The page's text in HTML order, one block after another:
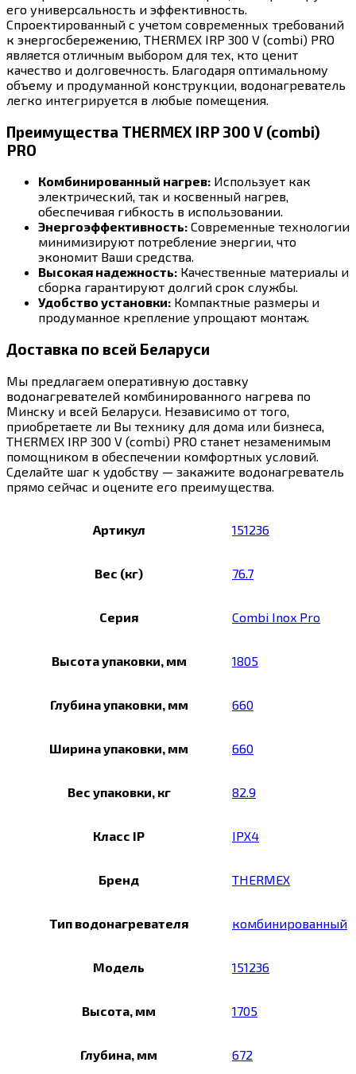
его универсальность и эффективность.
Спроектированный с учетом современных требований
к энергосбережению, THERMEX IRP 300 V (combi) PRO
является отличным выбором для тех, кто ценит
качество и долговечность. Благодаря оптимальному
объему и продуманной конструкции, водонагреватель
легко интегрируется в любые помещения.
Преимущества THERMEX IRP 300 V (combi)
PRO
Комбинированный нагрев: Использует как
электрический, так и косвенный нагрев,
обеспечивая гибкость в использовании.
Энергоэффективность: Современные технологии
минимизируют потребление энергии, что
экономит Ваши средства.
Высокая надежность: Качественные материалы и
сборка гарантируют долгий срок службы.
Удобство установки: Компактные размеры и
продуманное крепление упрощают монтаж.
Доставка по всей Беларуси
Мы предлагаем оперативную доставку
водонагревателей комбинированного нагрева по
Минску и всей Беларуси. Независимо от того,
приобретаете ли Вы технику для дома или бизнеса,
THERMEX IRP 300 V (combi) PRO станет незаменимым
помощником в обеспечении комфортных условий.
Сделайте шаг к удобству — закажите водонагреватель
прямо сейчас и оцените его преимущества.
Артикул 151236
Вес (кг) 76.7
Серия Combi Inox Pro
Высота упаковки, мм 1805
Глубина упаковки, мм 660
Ширина упаковки, мм 660
Вес упаковки, кг 82.9
Класс IP IPX4
Бренд THERMEX
Тип водонагревателя комбинированный
Модель 151236
Высота, мм 1705
Глубина, мм 672